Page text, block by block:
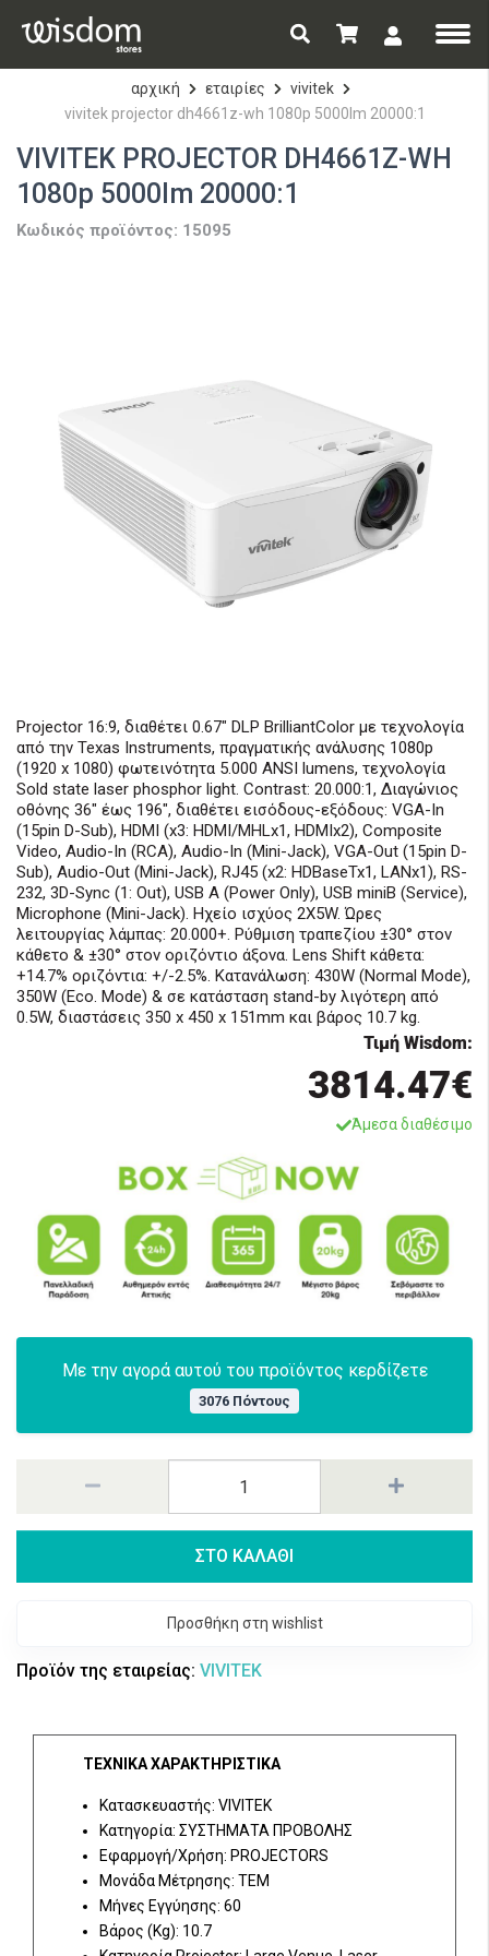
αρχική εταιρίες
vivitek
vivitek projector dh4661z-wh 1080p 5000lm 20000:1
VIVITEK PROJECTOR DH4661Z-WH
1080p 5000lm 20000:1
Κωδικός προϊόντος: 15095
Projector 16:9, διαθέτει 0.67" DLP BrilliantColor με τεχνολογία
από την Texas Instruments, πραγματικής ανάλυσης 1080p
(1920 x 1080) φωτεινότητα 5.000 ANSI lumens, τεχνολογία
Sold state laser phosphor light. Contrast: 20.000:1, Διαγώνιος
οθόνης 36" έως 196", διαθέτει εισόδους-εξόδους: VGA-In
(15pin D-Sub), HDMI (x3: HDMI/MHLx1, HDMIx2), Composite
Video, Audio-In (RCA), Audio-In (Mini-Jack), VGA-Out (15pin D-
Sub), Audio-Out (Mini-Jack), RJ45 (x2: HDBaseTx1, LANx1), RS-
232, 3D-Sync (1: Out), USB A (Power Only), USB miniB (Service),
Microphone (Mini-Jack). Ηχείο ισχύος 2Χ5W. Ώρες
λειτουργίας λάμπας: 20.000+. Ρύθμιση τραπεζίου ±30° στον
κάθετο & ±30° στον οριζόντιο άξονα. Lens Shift κάθετα:
+14.7% οριζόντια: +/-2.5%. Κατανάλωση: 430W (Normal Mode),
350W (Eco. Mode) & σε κατάσταση stand-by λιγότερη από
0.5W, διαστάσεις 350 x 450 x 151mm και βάρος 10.7 kg.
Τιμή Wisdom:
3814.47€
Άμεσα διαθέσιμο
Με την αγορά αυτού του προϊόντος κερδίζετε
3076 Πόντους
ΣΤΟ ΚΑΛΑΘΙ
Προσθήκη στη wishlist
Προϊόν της εταιρείας: VIVITEK
ΤΕΧΝΙΚΑ ΧΑΡΑΚΤΗΡΙΣΤΙΚΑ
Κατασκευαστής: VIVITEK
Κατηγορία: ΣΥΣΤΗΜΑΤΑ ΠΡΟΒΟΛΗΣ
Εφαρμογή/Χρήση: PROJECTORS
Μονάδα Μέτρησης: ΤΕΜ
Μήνες Εγγύησης: 60
Βάρος (Kg): 10.7